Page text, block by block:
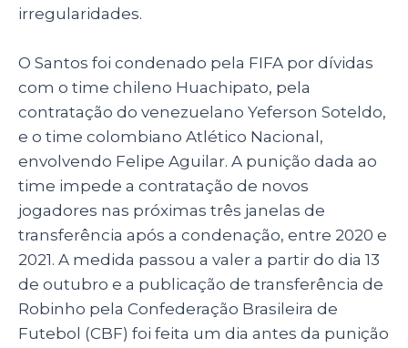
irregularidades.
O Santos foi condenado pela FIFA por dívidas
com o time chileno Huachipato, pela
contratação do venezuelano Yeferson Soteldo,
e o time colombiano Atlético Nacional,
envolvendo Felipe Aguilar. A punição dada ao
time impede a contratação de novos
jogadores nas próximas três janelas de
transferência após a condenação, entre 2020 e
2021. A medida passou a valer a partir do dia 13
de outubro e a publicação de transferência de
Robinho pela Confederação Brasileira de
Futebol (CBF) foi feita um dia antes da punição